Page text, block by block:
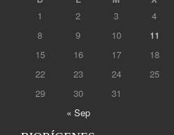
« Sep
1 2 3 4
8
9 10 11
15
16 17 18
22
23 24 25
29
30 31